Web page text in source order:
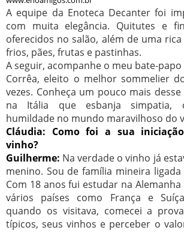
A equipe da Enoteca Decanter foi
com muita elegância. Quitutes e
oferecidos no salão, além de uma
frios, pães, frutas e pastinhas.
A seguir, acompanhe o meu bate-
Corrêa, eleito o melhor sommelier
vezes. Conheça um pouco mais
na Itália que esbanja simpatia,
humildade no mundo maravilhoso do
Cláudia: Como foi a sua
vinho?
Guilherme: Na verdade o vinho já
menino. Sou de família mineira
Com 18 anos fui estudar na
vários países como França e
quando os visitava, comecei a
típicos, seus vinhos e perceber o